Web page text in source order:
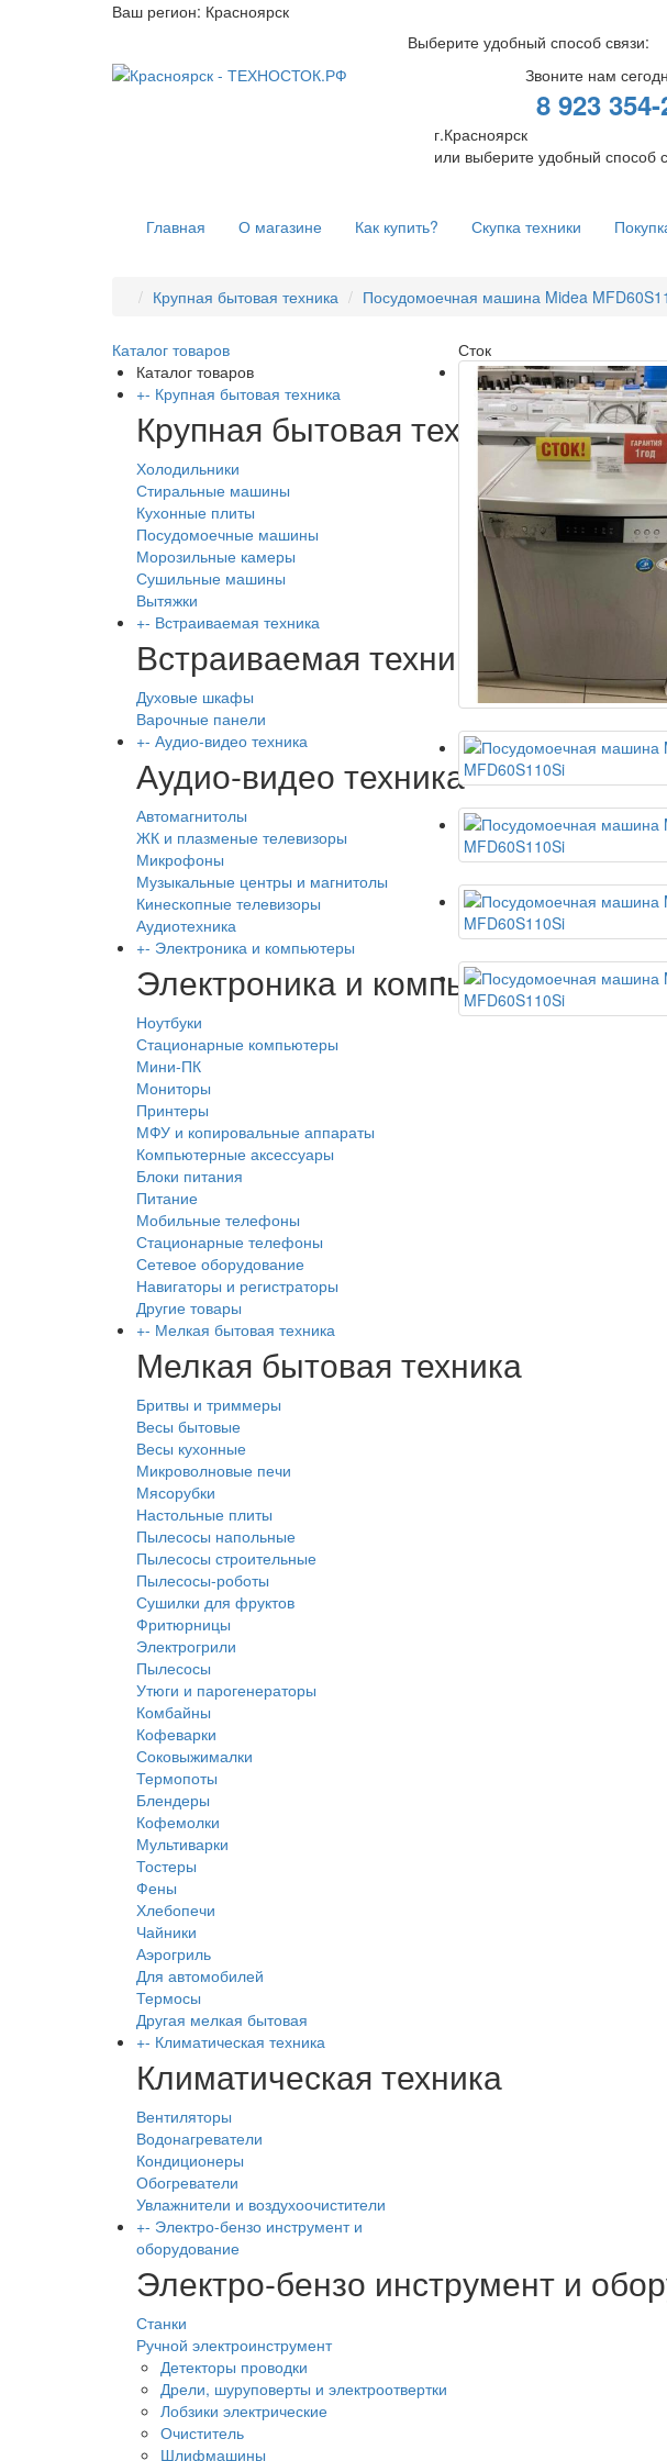
Ваш регион: Красноярск
Выберите удобный способ связи:
Звоните нам
8 923
г.Красноярск
или выберите удобный способ
Главная О магазине Как купить? Скупка техники
Крупная бытовая техника Посудомоечная машина Midea
Каталог товаров
Каталог товаров
+- Крупная бытовая техника
Крупная бытовая техника
Холодильники
Стиральные машины
Кухонные плиты
Посудомоечные машины
Морозильные камеры
Сушильные машины
Вытяжки
+- Встраиваемая техника
Встраиваемая техника
Духовые шкафы
Варочные панели
+- Аудио-видео техника
Аудио-видео техника
Автомагнитолы
ЖК и плазменые телевизоры
Микрофоны
Музыкальные центры и магнитолы
Кинескопные телевизоры
Аудиотехника
+- Электроника и компьютеры
Электроника и компьютеры
Ноутбуки
Стационарные компьютеры
Мини-ПК
Мониторы
Принтеры
МФУ и копировальные аппараты
Компьютерные аксессуары
Блоки питания
Питание
Мобильные телефоны
Стационарные телефоны
Сетевое оборудование
Навигаторы и регистраторы
Другие товары
+- Мелкая бытовая техника
Мелкая бытовая техника
Бритвы и триммеры
Весы бытовые
Весы кухонные
Микроволновые печи
Мясорубки
Настольные плиты
Пылесосы напольные
Пылесосы строительные
Пылесосы-роботы
Сушилки для фруктов
Фритюрницы
Электрогрили
Пылесосы
Утюги и парогенераторы
Комбайны
Кофеварки
Соковыжималки
Термопоты
Блендеры
Кофемолки
Мультиварки
Тостеры
Фены
Хлебопечи
Чайники
Аэрогриль
Для автомобилей
Термосы
Другая мелкая бытовая
+- Климатическая техника
Климатическая техника
Вентиляторы
Водонагреватели
Кондиционеры
Обогреватели
Увлажнители и воздухоочистители
+- Электро-бензо инструмент и
оборудование
Электро-бензо инструмент и
Станки
Ручной электроинструмент
Детекторы проводки
Дрели, шуруповерты и электроотвертки
Лобзики электрические
Очиститель
Шлифмашины
Сток